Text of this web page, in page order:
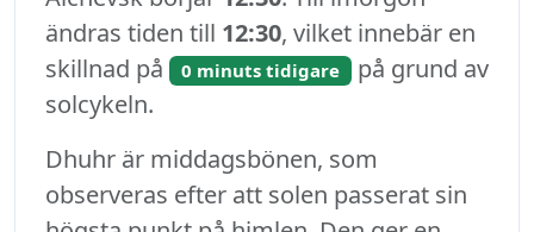
ändras tiden till 12:30, vilket innebär en
skillnad på
0 minuts tidigare på grund av
solcykeln.
Dhuhr är middagsbönen, som
observeras efter att solen passerat sin